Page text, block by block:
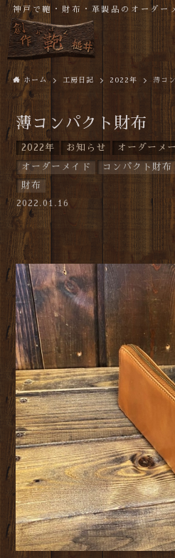
神戸で鞄・財布・革製品のオーダー
ホーム 工房日記 2022年 薄コ
薄コンパクト財布
2022年 お知らせ オーダーメ
オーダーメイド コンパクト財布
財布
2022.01.16